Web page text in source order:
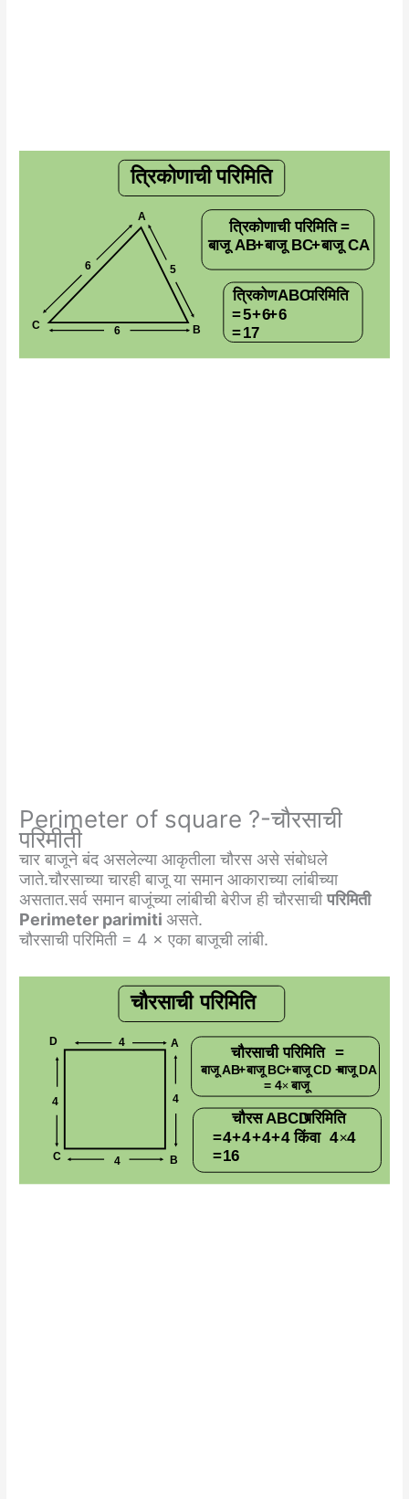
Perimeter of square ?-चौरसाची
परिमीती
चार बाजूने बंद असलेल्या आकृतीला चौरस असे संबोधले
जाते.चौरसाच्या चारही बाजू या समान आकाराच्या लांबीच्या
असतात.सर्व समान बाजूंच्या लांबीची बेरीज ही चौरसाचीपरिमिती
Perimeter parimiti असते.
चौरसाची परिमिती = 4 × एका बाजूची लांबी.